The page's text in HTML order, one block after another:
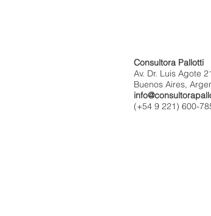
Consultora Pallotti
Av. Dr. Luis Agote
Buenos Aires,
(+54 9 221) 600-